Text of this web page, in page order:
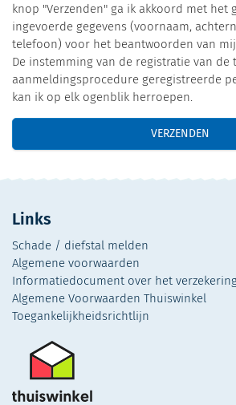
knop "Verzenden" ga ik akkoord met het
ingevoerde gegevens (voornaam,
telefoon) voor het beantwoorden van
De instemming van de registratie van de
aanmeldingsprocedure geregistreerde
kan ik op elk ogenblik herroepen.
VERZENDEN
Links
Schade / diefstal melden
Algemene voorwaarden
Informatiedocument over het
Algemene Voorwaarden Thuiswinkel
Toegankelijkheidsrichtlijn